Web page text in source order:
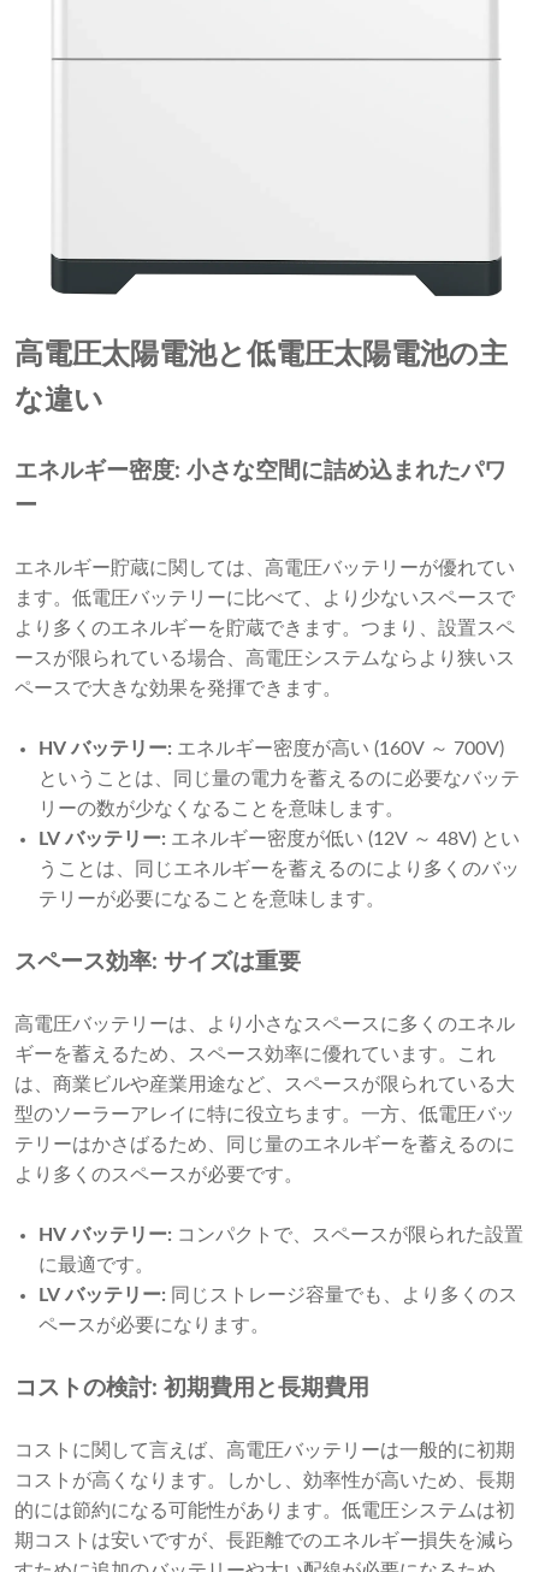
高電圧太陽電池と低電圧太陽電池の主
な違い
エネルギー密度: 小さな空間に詰め込まれたパワ
ー
エネルギー貯蔵に関しては、高電圧バッテリーが優れてい
ます。低電圧バッテリーに比べて、より少ないスペースで
より多くのエネルギーを貯蔵できます。つまり、設置スペ
ースが限られている場合、高電圧システムならより狭いス
ペースで大きな効果を発揮できます。
HV バッテリー: エネルギー密度が高い (160V ～ 700V)
ということは、同じ量の電力を蓄えるのに必要なバッテ
リーの数が少なくなることを意味します。
LV バッテリー: エネルギー密度が低い (12V ～ 48V) とい
うことは、同じエネルギーを蓄えるのにより多くのバッ
テリーが必要になることを意味します。
スペース効率: サイズは重要
高電圧バッテリーは、より小さなスペースに多くのエネル
ギーを蓄えるため、スペース効率に優れています。これ
は、商業ビルや産業用途など、スペースが限られている大
型のソーラーアレイに特に役立ちます。一方、低電圧バッ
テリーはかさばるため、同じ量のエネルギーを蓄えるのに
より多くのスペースが必要です。
HV バッテリー: コンパクトで、スペースが限られた設置
に最適です。
LV バッテリー: 同じストレージ容量でも、より多くのス
ペースが必要になります。
コストの検討: 初期費用と長期費用
コストに関して言えば、高電圧バッテリーは一般的に初期
コストが高くなります。しかし、効率性が高いため、長期
的には節約になる可能性があります。低電圧システムは初
期コストは安いですが、長距離でのエネルギー損失を減ら